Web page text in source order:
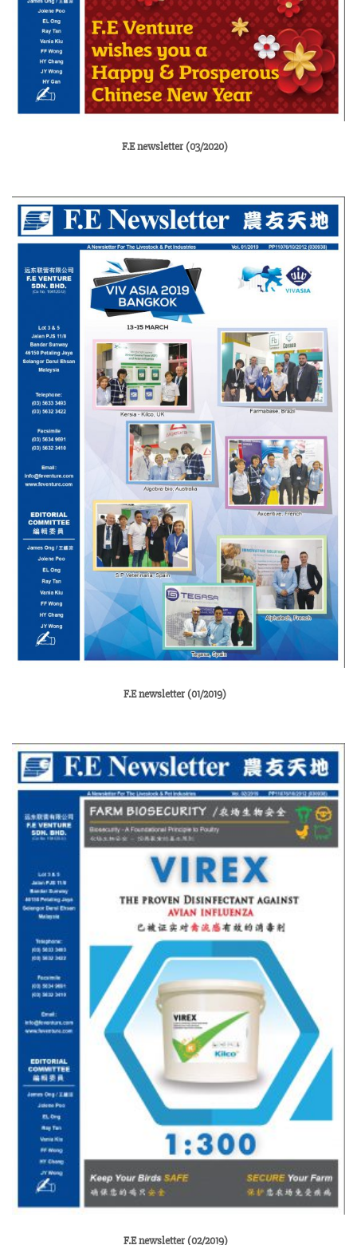
F.E newsletter (03/2020)
F.E newsletter (01/2019)
F.E newsletter (02/2019)